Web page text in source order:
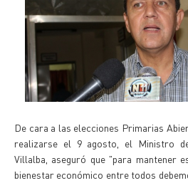
De cara a las elecciones Primarias
realizarse el 9 agosto, el Ministro
Villalba, aseguró que "para mantener
bienestar económico entre todos